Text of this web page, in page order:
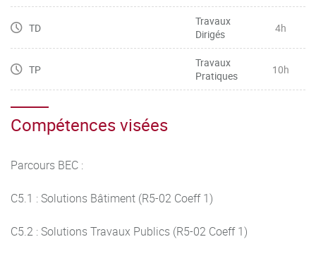
TD
Travaux
Dirigés
4h
TP
Travaux
Pratiques
10h
Compétences visées
Parcours BEC :
C5.1 : Solutions Bâtiment (R5-02 Coeff 1)
C5.2 : Solutions Travaux Publics (R5-02 Coeff 1)